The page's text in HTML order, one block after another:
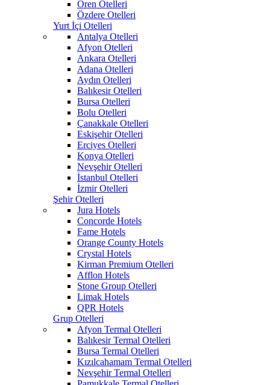
Ören Otelleri
Özdere Otelleri
Yurt İçi Otelleri
Antalya Otelleri
Afyon Otelleri
Ankara Otelleri
Adana Otelleri
Aydın Otelleri
Balıkesir Otelleri
Bursa Otelleri
Bolu Otelleri
Çanakkale Otelleri
Eskişehir Otelleri
Erciyes Otelleri
Konya Otelleri
Nevşehir Otelleri
İstanbul Otelleri
İzmir Otelleri
Şehir Otelleri
Jura Hotels
Concorde Hotels
Fame Hotels
Orange County Hotels
Crystal Hotels
Kirman Premium Otelleri
Afflon Hotels
Stone Group Otelleri
Limak Hotels
QPR Hotels
Grup Otelleri
Afyon Termal Otelleri
Balıkesir Termal Otelleri
Bursa Termal Otelleri
Kızılcahamam Termal Otelleri
Nevşehir Termal Otelleri